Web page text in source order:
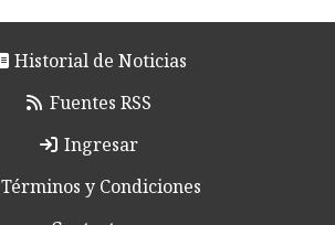
Historial de Noticias
Fuentes RSS
Ingresar
Términos y Condiciones